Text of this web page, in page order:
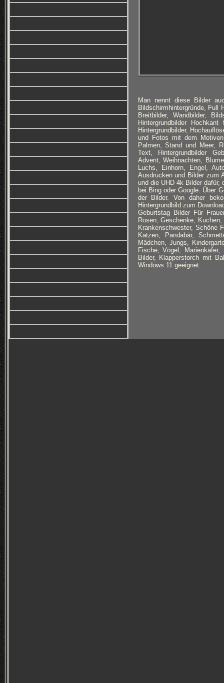
Man nennt diese Bilder
Bildschirmhintergründe, Full
Breitbilder, Wandbilder,
Hintergrundbilder
Hintergrundbilder,
und Fotos mit dem
Palmen, Stand und Meer,
Text, Hintergrundbilder
Advent, Weihnachten,
Luchs, Einhorn, Engel,
Ausdrucken und Bilder zum
und die UHD 4k Bilder dafür,
bei Bing oder Google. Über
der Bilder. Von daher
Hintergrundbild zum
Geburtstag Bilder Für
Rosen, Geschenke,
Krankenschwester, Schöne
Katzen, Pandabär,
Mädchen, Jungs,
Fische, Vögel,
Bilder, Klapperstorch mit
Windows 11 geeignet.